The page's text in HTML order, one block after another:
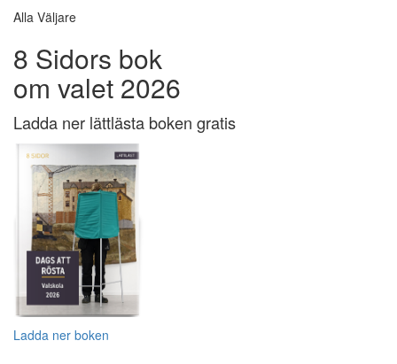
Alla Väljare
8 Sidors bok
om valet 2026
Ladda ner lättlästa boken gratis
Ladda ner boken